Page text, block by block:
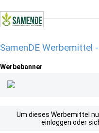
SamenDE Werbemittel
Werbebanner
Um dieses Werbemittel
einloggen oder